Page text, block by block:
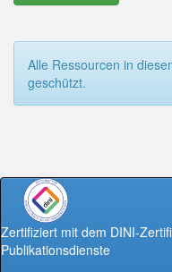
Alle Ressourcen in
geschützt.
Zertifiziert mit dem DINI-
Publikationsdienste